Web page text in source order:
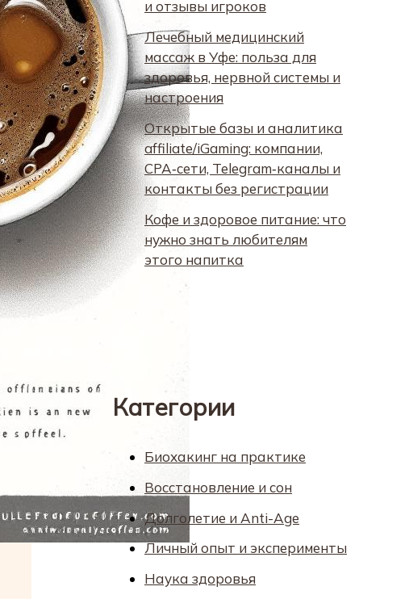
и отзывы игроков
Лечебный медицинский
массаж в Уфе: польза для
здоровья, нервной системы и
настроения
Открытые базы и аналитика
affiliate/iGaming: компании,
CPA‑сети, Telegram‑каналы и
контакты без регистрации
Кофе и здоровое питание: что
нужно знать любителям
этого напитка
Категории
Биохакинг на практике
Восстановление и сон
Долголетие и Anti-Age
Личный опыт и эксперименты
Наука здоровья